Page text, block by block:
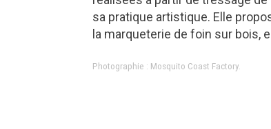
sa pratique artistique. Elle
la marqueterie de foin sur bois,
Photographie : Mosquito Coast Factory.